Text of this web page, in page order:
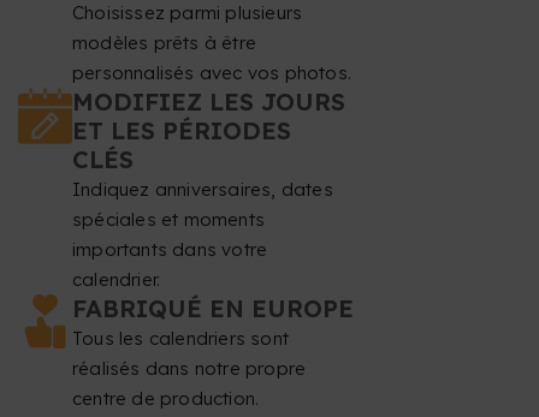
Choisissez parmi plusieurs
modèles prêts à être
personnalisés avec vos photos.
MODIFIEZ LES JOURS
ET LES PÉRIODES
CLÉS
Indiquez anniversaires, dates
spéciales et moments
importants dans votre
calendrier.
FABRIQUÉ EN EUROPE
Tous les calendriers sont
réalisés dans notre propre
centre de production.